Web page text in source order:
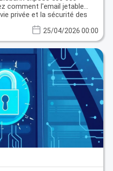
comment l'email jetable
privée et la sécurité des
25/04/2026 00:00